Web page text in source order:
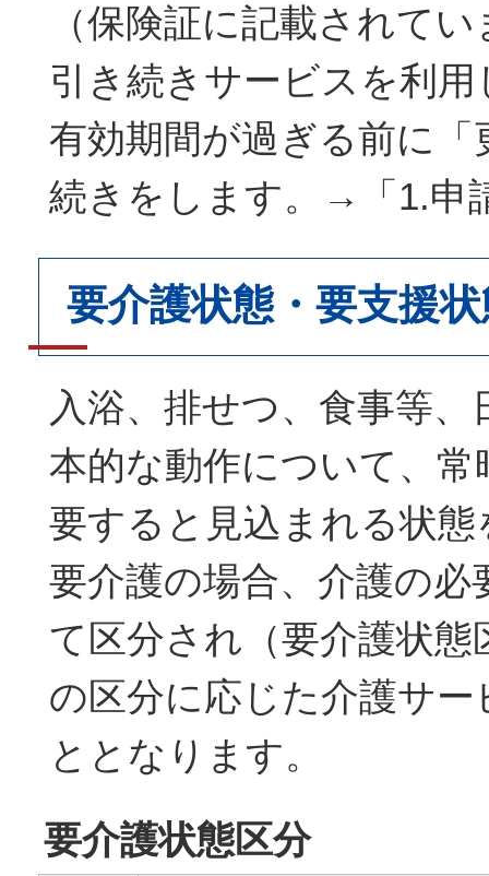
（保険証に記載されて
引き続きサービスを利
有効期間が過ぎる前に「
続きをします。→「1.申
要介護状態・要支援
入浴、排せつ、食事等、
本的な動作について、常
要すると見込まれる状
要介護の場合、介護の必
て区分され（要介護状態
の区分に応じた介護サ
ととなります。
要介護状態区分